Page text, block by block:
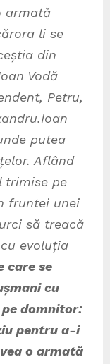
armată
li se
din
Vodă
Petru,
putea
Aflând
trimise pe
fruntei unei
să treacă
evoluția
care se
cu
domnitor:
pentru a-i
o armată